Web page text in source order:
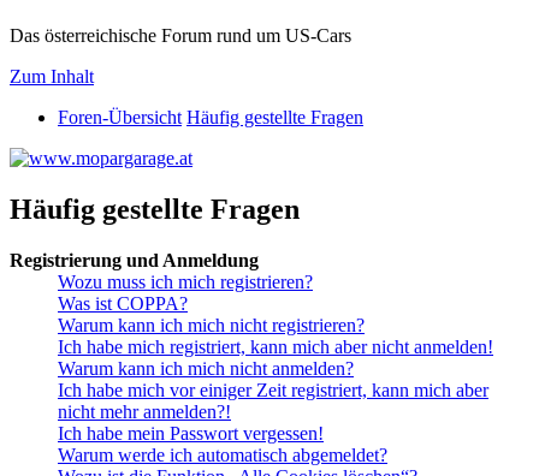
Das österreichische Forum rund um US-Cars
Zum Inhalt
Foren-Übersicht Häufig gestellte Fragen
Häufig gestellte Fragen
Registrierung und Anmeldung
Wozu muss ich mich registrieren?
Was ist COPPA?
Warum kann ich mich nicht registrieren?
Ich habe mich registriert, kann mich aber nicht anmelden!
Warum kann ich mich nicht anmelden?
Ich habe mich vor einiger Zeit registriert, kann mich aber
nicht mehr anmelden?!
Ich habe mein Passwort vergessen!
Warum werde ich automatisch abgemeldet?